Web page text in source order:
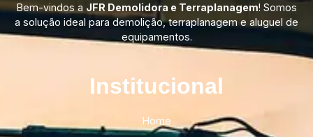
Bem-vindos a JFR Demolidora e Terraplanagem! Somos
a solução ideal para demolição, terraplanagem e aluguel de
equipamentos.
Institucional​
Home